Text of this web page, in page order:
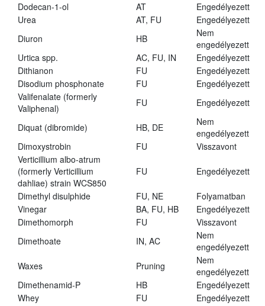
Dodecan-1-ol AT
Engedélyezett
Urea
AT, FU
Engedélyezett
Diuron
HB
Nem
engedélyezett
Urtica spp.
AC, FU, IN
Engedélyezett
Dithianon
FU
Engedélyezett
Disodium phosphonate
FU
Engedélyezett
Valifenalate (formerly
Valiphenal)
FU Engedélyezett
Diquat (dibromide) HB, DE
Nem
engedélyezett
Dimoxystrobin
FU
Visszavont
Verticillium albo-atrum
(formerly Verticillium
dahliae) strain WCS850
FU Engedélyezett
Dimethyl disulphide FU, NE
Folyamatban
Vinegar
BA, FU, HB
Engedélyezett
Dimethomorph
FU
Visszavont
Dimethoate
IN, AC
Nem
engedélyezett
Waxes
Pruning
Nem
engedélyezett
Dimethenamid-P
HB
Engedélyezett
Whey
FU
Engedélyezett